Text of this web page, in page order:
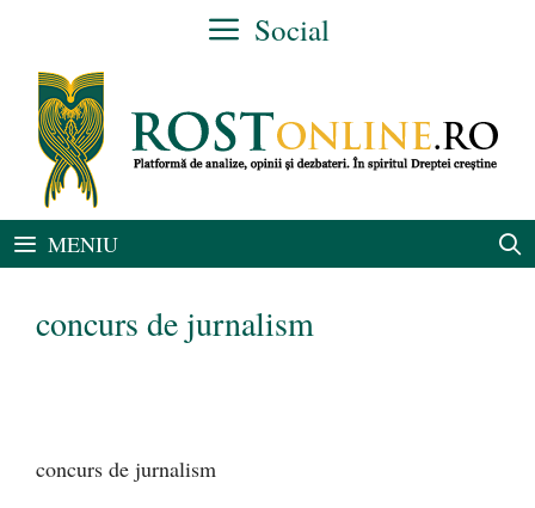
conținut
Social
MENIU
concurs de jurnalism
concurs de jurnalism